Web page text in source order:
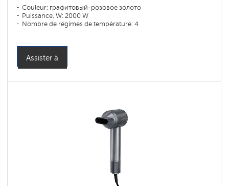
Couleur: графитовый-розовое золото
Puissance, W: 2000 W
Nombre de régimes de température: 4
Assister à